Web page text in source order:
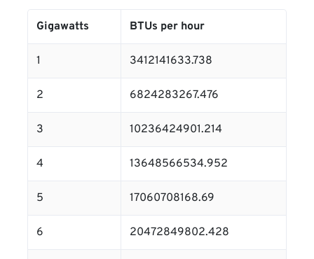
Gigawatts BTUs per hour
1 3412141633.738
2 6824283267.476
3 10236424901.214
4 13648566534.952
5 17060708168.69
6 20472849802.428